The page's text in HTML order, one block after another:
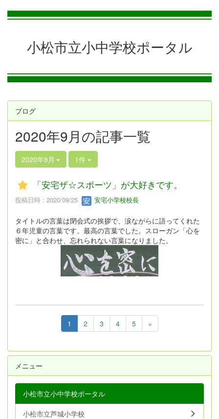
小松市立小中学校ポータル
ブログ
2020年9月の記事一覧
2020年9月 1件
「安宅ザ☆スポーツ」が大好きです。
投稿日時 : 2020/09/25 安宅小学校校長
タイトルの言葉は閉会式の挨拶で、涙ながらに語ってくれた
６年児童の言葉です。最高の言葉でした。スローガン「心を
密に」と合わせ、忘れられない言葉になりました。
1 2 3 4 5 »
メニュー
小松市立小中学校ポータル
小松市立芦城小学校